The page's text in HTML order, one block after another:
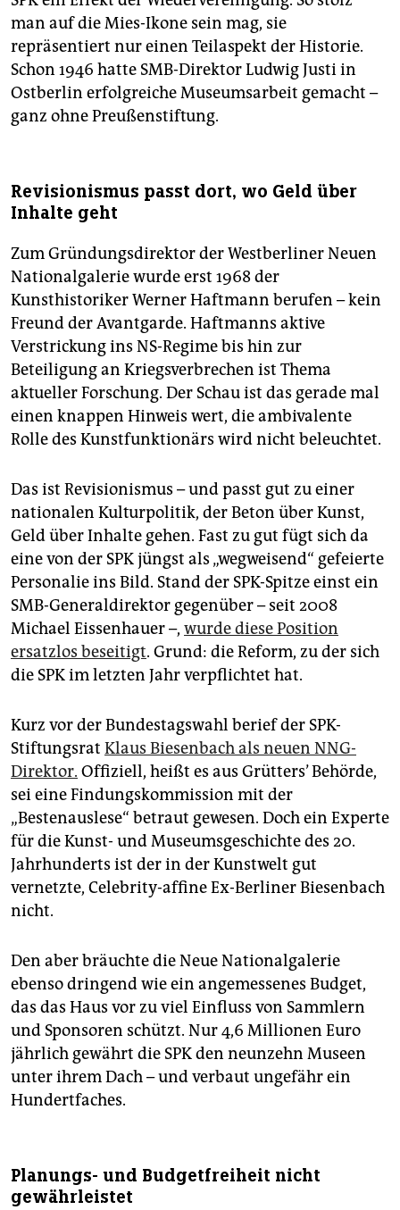
man auf die Mies-Ikone sein mag, sie
repräsentiert nur einen Teilaspekt der Historie.
Schon 1946 hatte SMB-Direktor Ludwig Justi in
Ostberlin erfolgreiche Museumsarbeit gemacht –
ganz ohne Preußenstiftung.
Revisionismus passt dort, wo Geld über
Inhalte geht
Zum Gründungsdirektor der Westberliner Neuen
Nationalgalerie wurde erst 1968 der
Kunsthistoriker Werner Haftmann berufen – kein
Freund der Avantgarde. Haftmanns aktive
Verstrickung ins NS-Regime bis hin zur
Beteiligung an Kriegsverbrechen ist Thema
aktueller Forschung. Der Schau ist das gerade mal
einen knappen Hinweis wert, die ambivalente
Rolle des Kunstfunktionärs wird nicht beleuchtet.
Das ist Revisionismus – und passt gut zu einer
nationalen Kulturpolitik, der Beton über Kunst,
Geld über Inhalte gehen. Fast zu gut fügt sich da
eine von der SPK jüngst als „wegweisend“ gefeierte
Personalie ins Bild. Stand der SPK-Spitze einst ein
SMB-Generaldirektor gegenüber – seit 2008
Michael Eissenhauer –, wurde diese Position
ersatzlos beseitigt. Grund: die Reform, zu der sich
die SPK im letzten Jahr verpflichtet hat.
Kurz vor der Bundestagswahl berief der SPK-
Stiftungsrat Klaus Biesenbach als neuen NNG-
Direktor. Offiziell, heißt es aus Grütters’ Behörde,
sei eine Findungskommission mit der
„Bestenauslese“ betraut gewesen. Doch ein Experte
für die Kunst- und Museumsgeschichte des 20.
Jahrhunderts ist der in der Kunstwelt gut
vernetzte, Celebrity-affine Ex-Berliner Biesenbach
nicht.
Den aber bräuchte die Neue Nationalgalerie
ebenso dringend wie ein angemessenes Budget,
das das Haus vor zu viel Einfluss von Sammlern
und Sponsoren schützt. Nur 4,6 Millionen Euro
jährlich gewährt die SPK den neunzehn Museen
unter ihrem Dach – und verbaut ungefähr ein
Hundertfaches.
Planungs- und Budgetfreiheit nicht
gewährleistet